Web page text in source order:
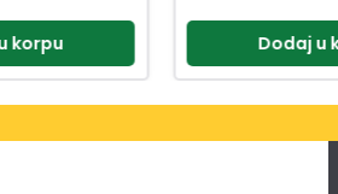
korpu Dodaj u